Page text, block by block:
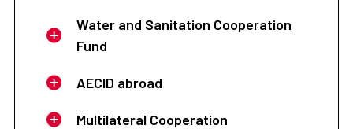
Water and Sanitation Cooperation
Fund
AECID abroad
Multilateral Cooperation